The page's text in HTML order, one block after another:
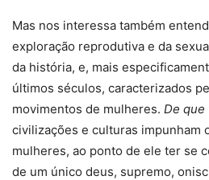
Mas nos interessa também
exploração reprodutiva e da
da história, e, mais
últimos séculos, caracterizados
movimentos de mulheres. De que
civilizações e culturas impunham
mulheres, ao ponto de ele ter se
de um único deus, supremo,